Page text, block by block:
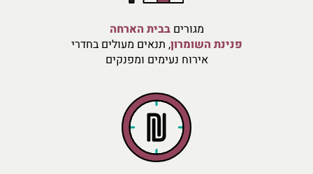
מגוריםבבית הארחה
פנינת השומרון, תנאים מעולים בחדרי
אירוח נעימים ומפנקים